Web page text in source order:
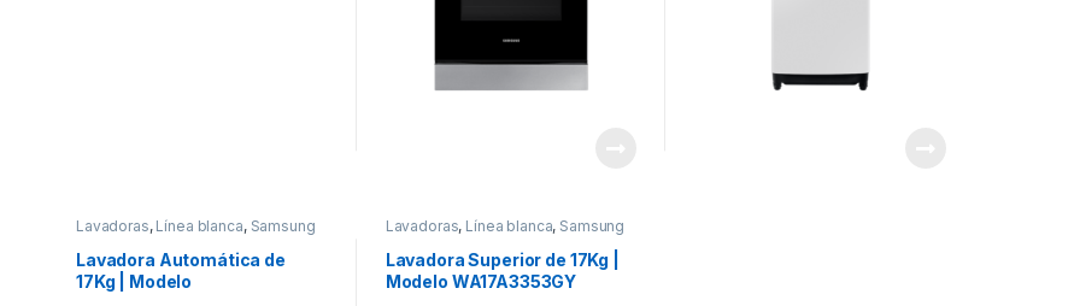
Lavadoras, Línea blanca, Samsung
Lavadora Automática de
17Kg | Modelo
Lavadoras, Línea blanca, Samsung
Lavadora Superior de 17Kg |
Modelo WA17A3353GY